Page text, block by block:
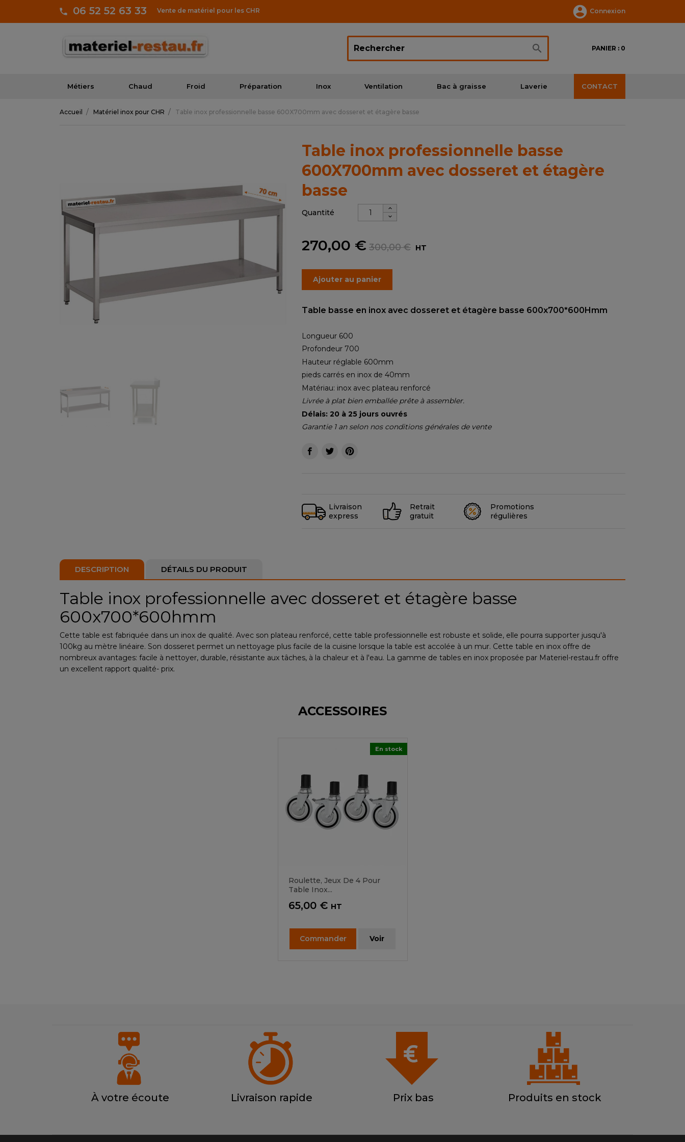
06 52 52 63 33 Vente de matériel pour les CHR  Connexion
 PANIER : 0
Métiers Chaud Froid Préparation Inox Ventilation Bac à graisse Laverie CONTACT
Accueil Matériel inox pour CHR Table inox professionnelle basse 600X700mm avec dosseret et étagère basse
Table inox professionnelle basse
600X700mm avec dosseret et étagère
basse
Quantité
270,00 € 300,00 € HT
Ajouter au panier
Table basse en inox avec dosseret et étagère basse 600x700*600Hmm
Longueur 600
Profondeur 700
Hauteur réglable 600mm
pieds carrés en inox de 40mm
Matériau: inox avec plateau renforcé
Livrée à plat bien emballée prête à assembler.
Délais: 20 à 25 jours ouvrés
Garantie 1 an selon nos conditions générales de vente
Livraison
express
Retrait
gratuit
Promotions
régulières
DESCRIPTION DÉTAILS DU PRODUIT
Table inox professionnelle avec dosseret et étagère basse
600x700*600hmm
Cette table est fabriquée dans un inox de qualité. Avec son plateau renforcé, cette table professionnelle est robuste et solide, elle pourra supporter jusqu'à
100kg au mètre linéaire. Son dosseret permet un nettoyage plus facile de la cuisine lorsque la table est accolée à un mur. Cette table en inox offre de
nombreux avantages: facile à nettoyer, durable, résistante aux tâches, à la chaleur et à l'eau. La gamme de tables en inox proposée par Materiel-restau.fr offre
un excellent rapport qualité- prix.
ACCESSOIRES
Roulette, Jeux De 4 Pour
Table Inox...
Prix
65,00 € HT
Commander Voir
En stock
À votre écoute Livraison rapide Prix bas Produits en stock